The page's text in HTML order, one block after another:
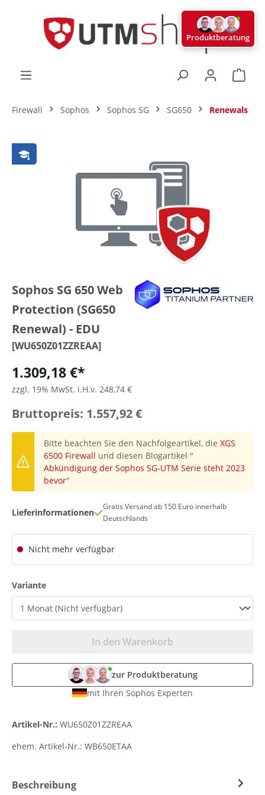
Firewall Sophos Sophos SG SG650 Renewals
Bildergalerie überspringen
Sophos SG 650 Web
Protection (SG650
Renewal) - EDU
[WU650Z01ZZREAA]
1.309,18 €*
zzgl. 19% MwSt. i.H.v. 248,74 €
Bruttopreis: 1.557,92 €
Bitte beachten Sie den Nachfolgeartikel, die XGS
6500 Firewall und diesen Blogartikel "
Abkündigung der Sophos SG-UTM Serie steht 2023
bevor"
Lieferinformationen
Gratis Versand ab 150 Euro innerhalb
Deutschlands
Nicht mehr verfügbar
Varianteauswählen
In den Warenkorb
zur Produktberatung
mit Ihren Sophos Experten
Artikel-Nr.: WU650Z01ZZREAA
ehem. Artikel-Nr.: WB650ETAA
Beschreibung
Produktberatung